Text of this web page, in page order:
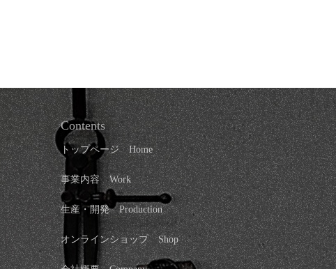
Contents
トップページHome
事業内容 Work
生産・開発 Production
オンラインショップShop